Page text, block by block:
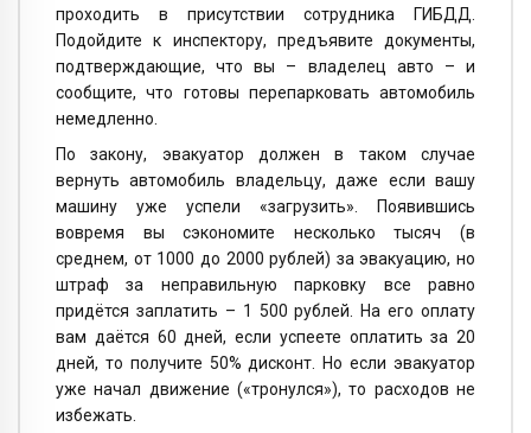
проходить в присутствии сотрудника ГИБДД.
Подойдите к инспектору, предъявите документы,
подтверждающие, что вы – владелец авто – и
сообщите, что готовы перепарковать автомобиль
немедленно.
По закону, эвакуатор должен в таком случае
вернуть автомобиль владельцу, даже если вашу
машину уже успели «загрузить». Появившись
вовремя вы сэкономите несколько тысяч (в
среднем, от 1000 до 2000 рублей) за эвакуацию, но
штраф за неправильную парковку все равно
придётся заплатить – 1 500 рублей. На его оплату
вам даётся 60 дней, если успеете оплатить за 20
дней, то получите 50% дисконт. Но если эвакуатор
уже начал движение («тронулся»), то расходов не
избежать.